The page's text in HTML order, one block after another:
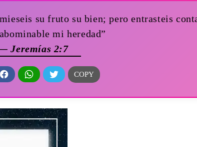
su fruto su bien; pero entrasteis
mi heredad”
Jeremías 2:7